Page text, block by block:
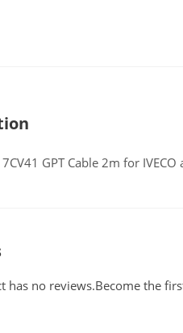
GPT Cable 2m for IVECO
has no reviews.Become the